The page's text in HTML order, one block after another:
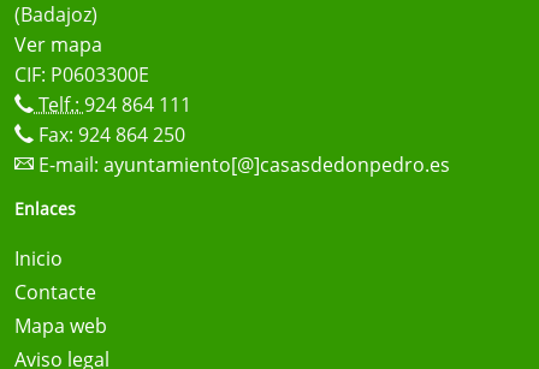
(Badajoz)
Ver mapa
CIF: P0603300E
Telf.: 924 864 111
Fax: 924 864 250
E-mail: ayuntamiento[@]casasdedonpedro.es
Enlaces
Inicio
Contacte
Mapa web
Aviso legal